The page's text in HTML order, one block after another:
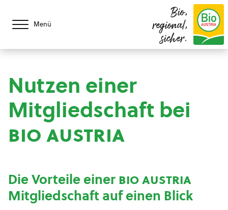
Menü
Bio,
regional,
sicher.
Nutzen einer
Mitgliedschaft bei
bio austria
Die Vorteile einerbio austria
Mitgliedschaft auf einen Blick